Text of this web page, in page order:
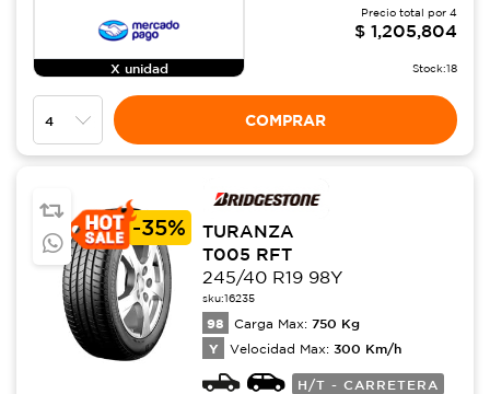
X unidad
Precio total por 4
$ 1,205,804
Stock:18
COMPRAR
-35%
TURANZA
T005 RFT
245/40 R19 98Y
sku:16235
98 Carga Max: 750 Kg
Y Velocidad Max: 300 Km/h
H/T - CARRETERA